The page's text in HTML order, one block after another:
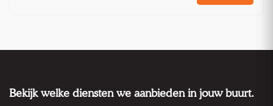
Bekijk welke diensten we aanbieden in jouw buurt.